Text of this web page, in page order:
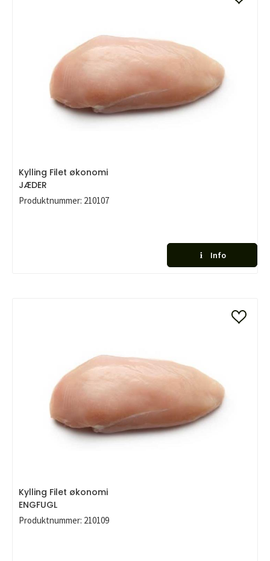
Kylling Filet økonomi
JÆDER
Produktnummer: 210107
Info
Kylling Filet økonomi
ENGFUGL
Produktnummer: 210109